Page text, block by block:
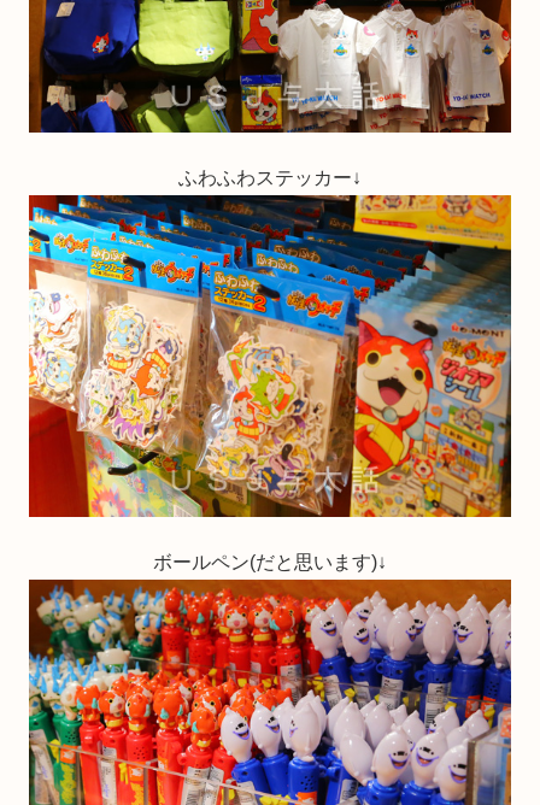
ふわふわステッカー↓
ボールペン(だと思います)↓